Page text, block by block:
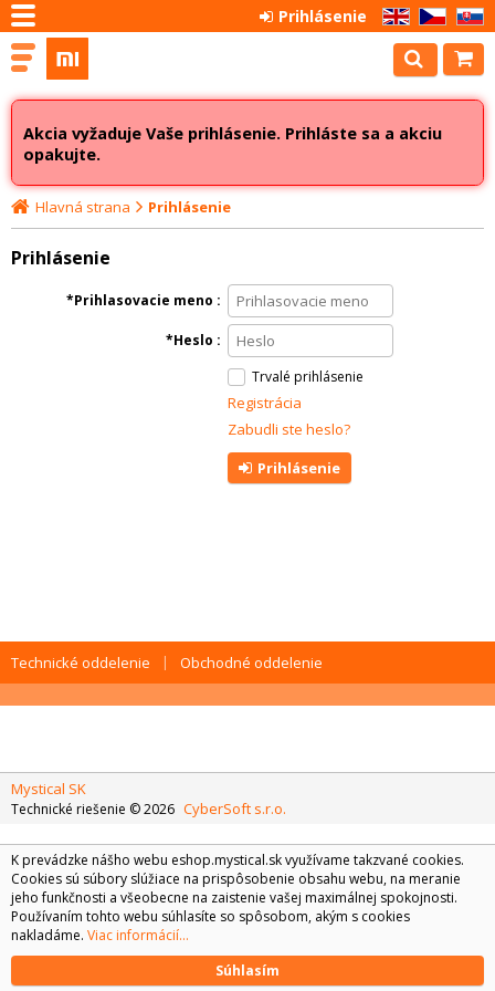
EN CZ SK
Prihlásenie
Akcia vyžaduje Vaše prihlásenie. Prihláste sa a akciu
opakujte.
Hlavná strana Prihlásenie
Prihlásenie
Prihlasovacie meno
Heslo
Trvalé prihlásenie
Registrácia
Zabudli ste heslo?
Prihlásenie
Technické oddelenie Obchodné oddelenie
Mystical SK
Technické riešenie © 2026 CyberSoft s.r.o.
K prevádzke nášho webu eshop.mystical.sk využívame takzvané cookies.
Cookies sú súbory slúžiace na prispôsobenie obsahu webu, na meranie
jeho funkčnosti a všeobecne na zaistenie vašej maximálnej spokojnosti.
Používaním tohto webu súhlasíte so spôsobom, akým s cookies
nakladáme. Viac informácií...
Súhlasím